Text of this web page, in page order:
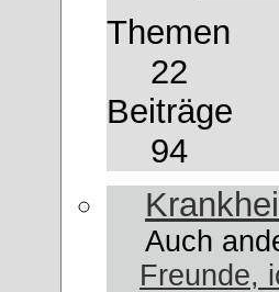
Themen
22
Beiträge
94
Auch
Freunde,